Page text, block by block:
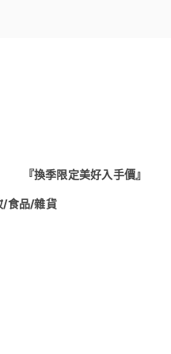
『換季限定美好入手價』
/食品/雜貨